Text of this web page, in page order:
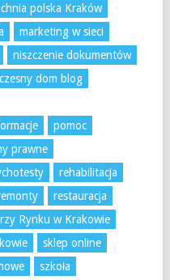
polska Kraków
marketing w sieci
niszczenie dokumentów
dom blog
pomoc
prawne
rehabilitacja
restauracja
Rynku w Krakowie
sklep online
szkoła